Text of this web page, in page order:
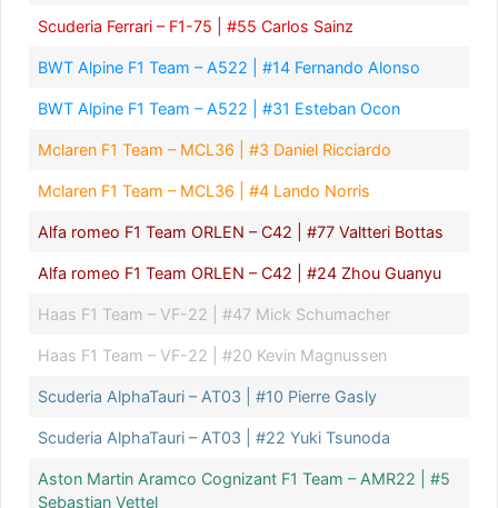
Scuderia Ferrari – F1-75 | #55 Carlos Sainz
BWT Alpine F1 Team – A522 | #14 Fernando Alonso
BWT Alpine F1 Team – A522 | #31 Esteban Ocon
Mclaren F1 Team – MCL36 | #3 Daniel Ricciardo
Mclaren F1 Team – MCL36 | #4 Lando Norris
Alfa romeo F1 Team ORLEN – C42 | #77 Valtteri Bottas
Alfa romeo F1 Team ORLEN – C42 | #24 Zhou Guanyu
Haas F1 Team – VF-22 | #47 Mick Schumacher
Haas F1 Team – VF-22 | #20 Kevin Magnussen
Scuderia AlphaTauri – AT03 | #10 Pierre Gasly
Scuderia AlphaTauri – AT03 | #22 Yuki Tsunoda
Aston Martin Aramco Cognizant F1 Team – AMR22 | #5
Sebastian Vettel